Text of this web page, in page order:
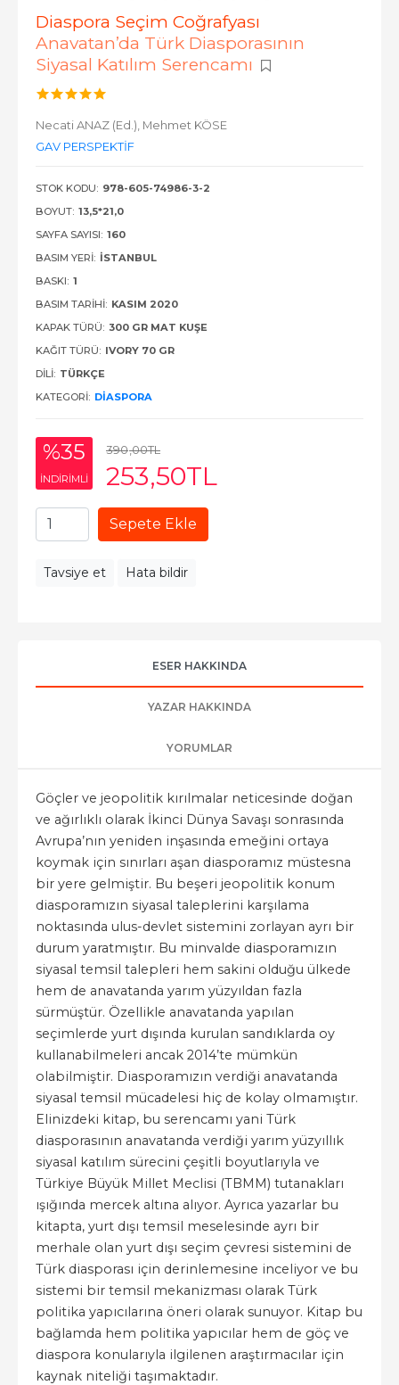
Diaspora Seçim Coğrafyası
Anavatan’da Türk Diasporasının
Siyasal Katılım Serencamı
Necati ANAZ (Ed.), Mehmet KÖSE
GAV PERSPEKTİF
STOK KODU: 978-605-74986-3-2
BOYUT: 13,5*21,0
SAYFA SAYISI: 160
BASIM YERI: İSTANBUL
BASKI: 1
BASIM TARIHI: KASIM 2020
KAPAK TÜRÜ: 300 GR MAT KUŞE
KAĞIT TÜRÜ: IVORY 70 GR
DILI: TÜRKÇE
KATEGORI: DIASPORA
%35
INDIRIMLI
390,00TL
253,50TL
Sepete Ekle
Tavsiye et Hata bildir
ESER HAKKINDA
YAZAR HAKKINDA
YORUMLAR
Göçler ve jeopolitik kırılmalar neticesinde doğan
ve ağırlıklı olarak İkinci Dünya Savaşı sonrasında
Avrupa’nın yeniden inşasında emeğini ortaya
koymak için sınırları aşan diasporamız müstesna
bir yere gelmiştir. Bu beşeri jeopolitik konum
diasporamızın siyasal taleplerini karşılama
noktasında ulus-devlet sistemini zorlayan ayrı bir
durum yaratmıştır. Bu minvalde diasporamızın
siyasal temsil talepleri hem sakini olduğu ülkede
hem de anavatanda yarım yüzyıldan fazla
sürmüştür. Özellikle anavatanda yapılan
seçimlerde yurt dışında kurulan sandıklarda oy
kullanabilmeleri ancak 2014’te mümkün
olabilmiştir. Diasporamızın verdiği anavatanda
siyasal temsil mücadelesi hiç de kolay olmamıştır.
Elinizdeki kitap, bu serencamı yani Türk
diasporasının anavatanda verdiği yarım yüzyıllık
siyasal katılım sürecini çeşitli boyutlarıyla ve
Türkiye Büyük Millet Meclisi (TBMM) tutanakları
ışığında mercek altına alıyor. Ayrıca yazarlar bu
kitapta, yurt dışı temsil meselesinde ayrı bir
merhale olan yurt dışı seçim çevresi sistemini de
Türk diasporası için derinlemesine inceliyor ve bu
sistemi bir temsil mekanizması olarak Türk
politika yapıcılarına öneri olarak sunuyor. Kitap bu
bağlamda hem politika yapıcılar hem de göç ve
diaspora konularıyla ilgilenen araştırmacılar için
kaynak niteliği taşımaktadır.